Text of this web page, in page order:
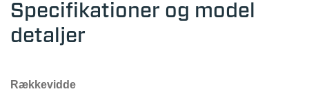
Specifikationer og model
detaljer
Rækkevidde